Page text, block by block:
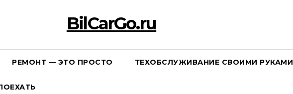
BilCarGo.ru
РЕМОНТ — ЭТО ПРОСТО ТЕХОБСЛУЖИВАНИЕ СВОИМИ РУКАМИ